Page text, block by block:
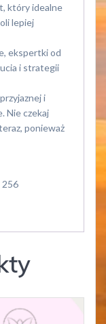
który idealne
lepiej
ekspertki od
i strategii
i
Nie czekaj
ponieważ
256